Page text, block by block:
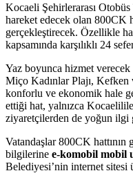
Kocaeli Şehirlerarası
hareket edecek olan 800CK
gerçekleştirecek. Özellikle
kapsamında karşılıklı 24
Yaz boyunca hizmet
Miço Kadınlar Plajı, Kefken
konforlu ve ekonomik hale
ettiği hat, yalnızca
ziyaretçilerden de yoğun ilgi
Vatandaşlar 800CK hattının
bilgilerine e-komobil mobil
Belediyesi’nin internet sitesi